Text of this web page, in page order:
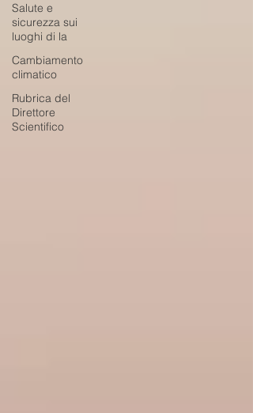
Salute e
sicurezza sui
luoghi di la
Cambiamento
climatico
Rubrica del
Direttore
Scientifico